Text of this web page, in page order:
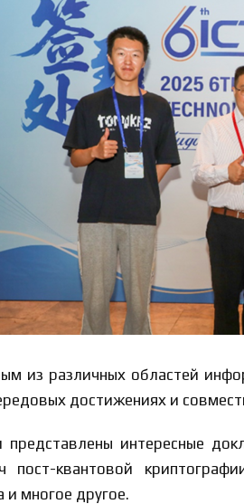
из различных областей
достижениях и
интересные
квантовой
многое другое.